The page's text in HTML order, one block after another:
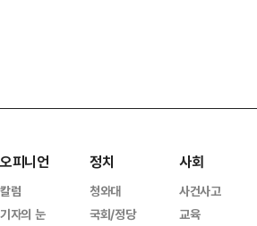
오피니언
칼럼
기자의 눈
정치
청와대
국회/정당
사회
사건사고
교육